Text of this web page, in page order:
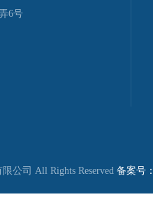
6号
公司 All Rights Reserved 备案号